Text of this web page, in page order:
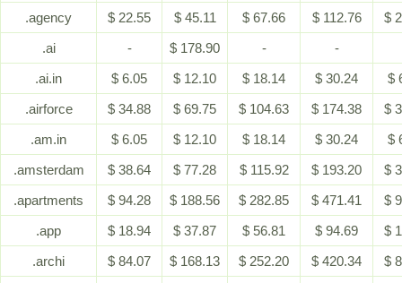
.agency
$ 22.55 $ 45.11 $ 67.66 $ 112.76
$
.ai
- $ 178.90 -
-
.ai.in
$ 6.05 $ 12.10 $ 18.14 $ 30.24
$
.airforce
$ 34.88 $ 69.75 $ 104.63 $ 174.38
$
.am.in
$ 6.05 $ 12.10 $ 18.14 $ 30.24
$
.amsterdam
$ 38.64 $ 77.28 $ 115.92 $ 193.20
$
.apartments
$ 94.28 $ 188.56 $ 282.85 $ 471.41
$
.app
$ 18.94 $ 37.87 $ 56.81 $ 94.69
$
.archi
$ 84.07 $ 168.13 $ 252.20 $ 420.34
$